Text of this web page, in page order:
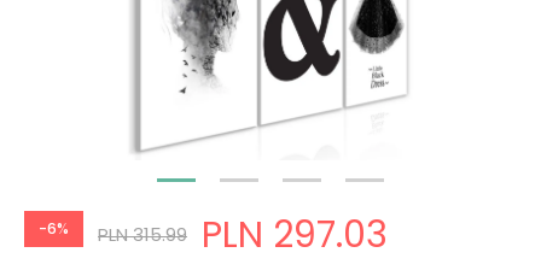
-6% PLN 315.99 PLN 297.03